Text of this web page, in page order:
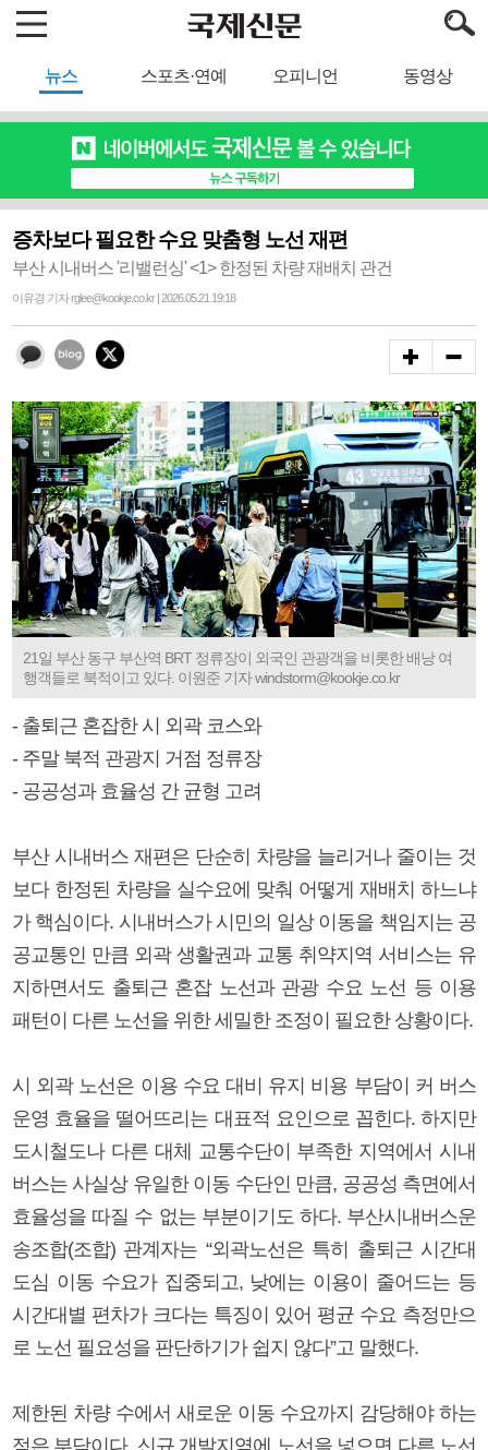
뉴스 스포츠·연예 오피니언 동영상
증차보다 필요한 수요 맞춤형 노선 재편
부산 시내버스 '리밸런싱' <1> 한정된 차량 재배치 관건
이유경 기자 rglee@kookje.co.kr | 2026.05.21 19:18
21일 부산 동구 부산역 BRT 정류장이 외국인 관광객을 비롯한 배낭 여
행객들로 북적이고 있다. 이원준 기자 windstorm@kookje.co.kr
- 출퇴근 혼잡한 시 외곽 코스와
- 주말 북적 관광지 거점 정류장
- 공공성과 효율성 간 균형 고려
부산 시내버스 재편은 단순히 차량을 늘리거나 줄이는 것
보다 한정된 차량을 실수요에 맞춰 어떻게 재배치 하느냐
가 핵심이다. 시내버스가 시민의 일상 이동을 책임지는 공
공교통인 만큼 외곽 생활권과 교통 취약지역 서비스는 유
지하면서도 출퇴근 혼잡 노선과 관광 수요 노선 등 이용
패턴이 다른 노선을 위한 세밀한 조정이 필요한 상황이다.
시 외곽 노선은 이용 수요 대비 유지 비용 부담이 커 버스
운영 효율을 떨어뜨리는 대표적 요인으로 꼽힌다. 하지만
도시철도나 다른 대체 교통수단이 부족한 지역에서 시내
버스는 사실상 유일한 이동 수단인 만큼, 공공성 측면에서
효율성을 따질 수 없는 부분이기도 하다. 부산시내버스운
송조합(조합) 관계자는 “외곽노선은 특히 출퇴근 시간대
도심 이동 수요가 집중되고, 낮에는 이용이 줄어드는 등
시간대별 편차가 크다는 특징이 있어 평균 수요 측정만으
로 노선 필요성을 판단하기가 쉽지 않다”고 말했다.
제한된 차량 수에서 새로운 이동 수요까지 감당해야 하는
점은 부담이다. 신규 개발지역에 노선을 넣으면 다른 노선